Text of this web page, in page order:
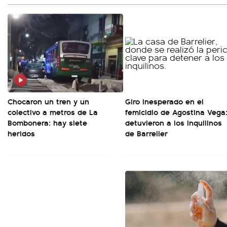
Chocaron un tren y un
colectivo a metros de La
Bombonera: hay siete
heridos
Giro inesperado en el
femicidio de Agostina Vega:
detuvieron a los inquilinos
de Barrelier